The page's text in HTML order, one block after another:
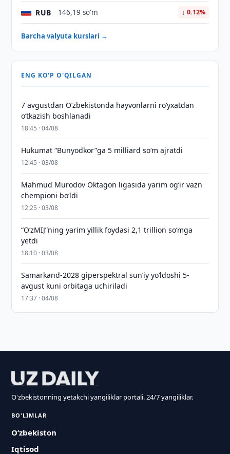
RUB 146,19 so'm ↓ 0.12%
Barcha valyuta kurslari →
ENG KO'P O'QILGAN
7 avgustdan O‘zbekistonda hayvonlarni ro‘yxatdan
o‘tkazish boshlanadi
18:45 · 04/08
Hukumat “Bunyodkor”ga 5 milliard so‘m ajratdi
12:45 · 03/08
Mahmud Murodov Oktagon ligasida yarim og‘ir vazn
chempioni bo‘ldi
12:25 · 03/08
“O‘zMIJ”ning yarim yillik foydasi 2,1 trillion so‘mga
yetdi
18:10 · 03/08
Samarkand-2028 giperspektral sun’iy yo‘ldoshi 5-
avgust kuni orbitaga uchiriladi
17:37 · 04/08
O'zbekistonning yetakchi yangiliklar portali. 24/7 yangiliklar.
BO'LIMLAR
O‘zbekiston
Iqtisod